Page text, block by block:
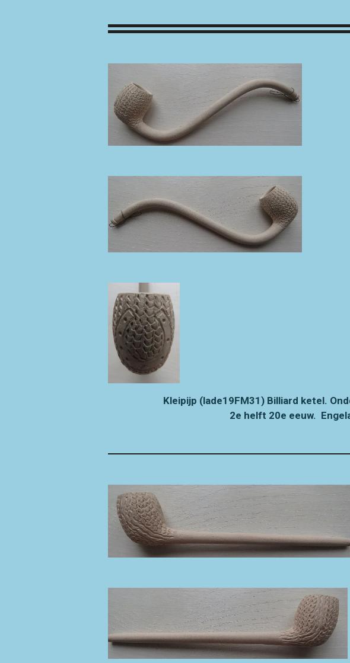
Kleipijp (lade19FM31) Billiard ketel.
2e helft 20e eeuw.